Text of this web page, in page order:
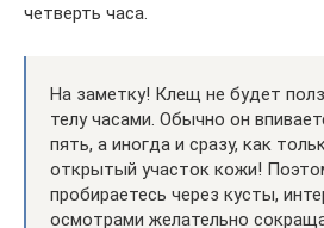
четверть часа.
На заметку! Клещ не будет
телу часами. Обычно он
пять, а иногда и сразу, как
открытый участок кожи!
пробираетесь через кусты,
осмотрами желательно